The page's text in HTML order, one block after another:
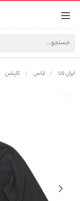
ایران تانا لباس کاپشن